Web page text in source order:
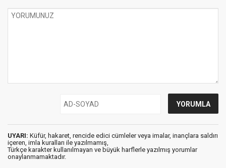
UYARI: Küfür, hakaret, rencide edici cümleler veya imalar, inançlara saldırı
içeren, imla kuralları ile yazılmamış,
Türkçe karakter kullanılmayan ve büyük harflerle yazılmış yorumlar
onaylanmamaktadır.